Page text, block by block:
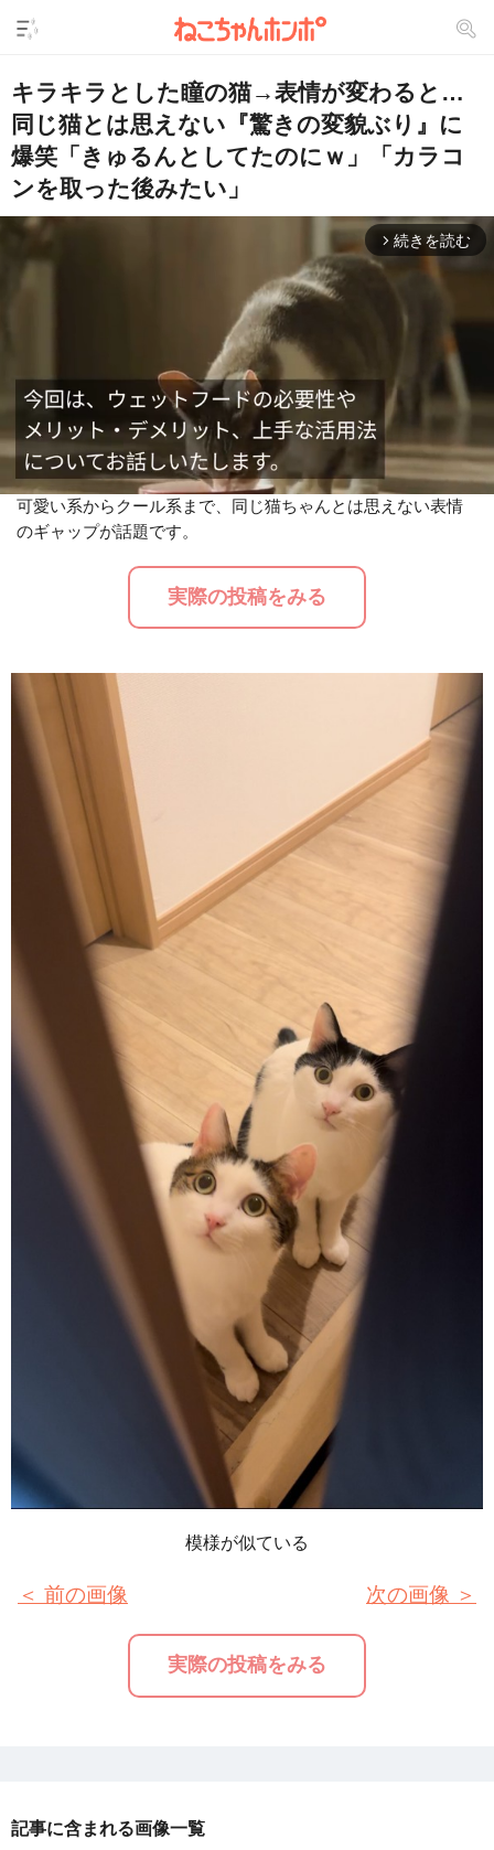
キラキラとした瞳の猫→表情が変わると…
同じ猫とは思えない『驚きの変貌ぶり』に
爆笑「きゅるんとしてたのにｗ」「カラコ
ンを取った後みたい」
arrow_forward_ios 続きを読む
可愛い系からクール系まで、同じ猫ちゃんとは思えない表情
のギャップが話題です。
実際の投稿をみる
模様が似ている
＜ 前の画像
実際の投稿をみる
次の画像 ＞
記事に含まれる画像一覧